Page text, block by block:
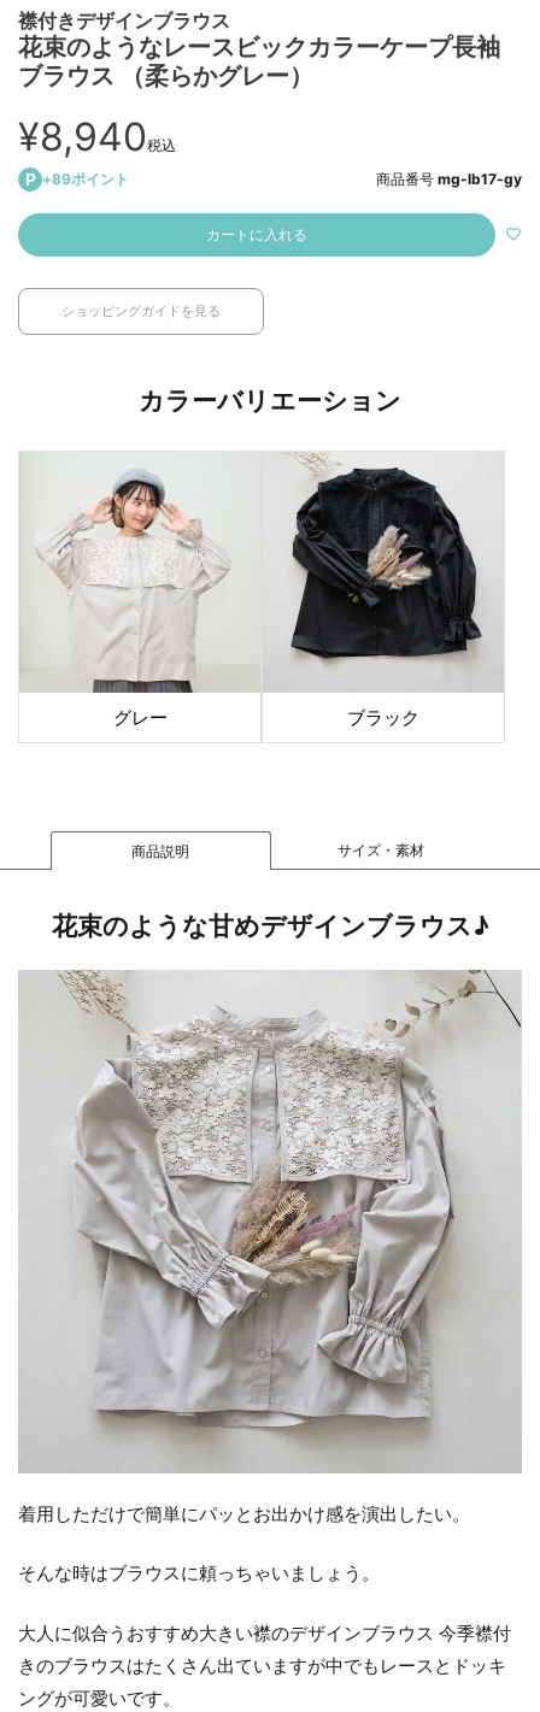
襟付きデザインブラウス
花束のようなレースビックカラーケープ長袖
ブラウス （柔らかグレー）
¥8,940税込
+89ポイント 商品番号 mg-lb17-gy
カートに入れる
ショッピングガイドを見る
商品説明 サイズ・素材
花束のような甘めデザインブラウス♪
着用しただけで簡単にパッとお出かけ感を演出したい。
そんな時はブラウスに頼っちゃいましょう。
大人に似合うおすすめ大きい襟のデザインブラウス 今季襟付
きのブラウスはたくさん出ていますが中でもレースとドッキ
ングが可愛いです。
カラーバリエーション
グレー ブラック